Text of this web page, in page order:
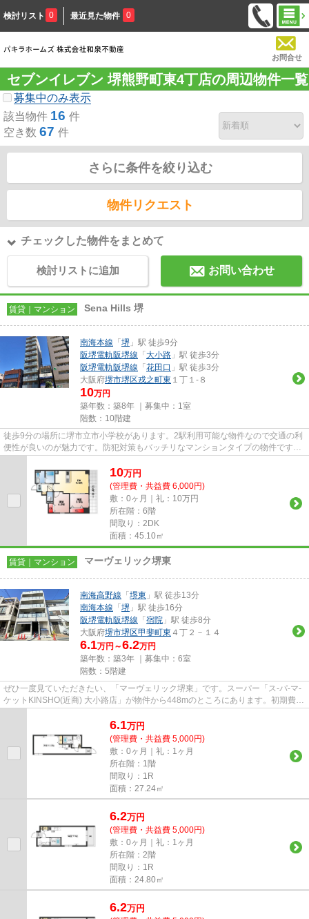
検討リスト 0 最近見た物件 0
お問合せ
セブンイレブン 堺熊野町東4丁店の周辺物件一覧
募集中のみ表示
該当物件 16 件
空き数 67 件
さらに条件を絞り込む
物件リクエスト
チェックした物件をまとめて
検討リストに追加 お問い合わせ
賃貸｜マンション Sena Hills 堺
南海本線 「 堺 」駅 徒歩9分
阪堺電軌阪堺線 「 大小路 」駅 徒歩3分
阪堺電軌阪堺線 「 花田口 」駅 徒歩3分
大阪府堺市堺区戎之町東 １丁１-８
10万円
築年数：築8年 ｜募集中： 1室
階数：10階建
徒歩9分の場所に堺市立市小学校があります。2駅利用可能な物件なので交通の利
便性が良いのが魅力です。防犯対策もバッチリなマンションタイプの物件です。
10万円
(管理費・共益費 6,000円)
敷：0ヶ月｜礼：10万円
所在階：6階
間取り：2DK
面積：45.10㎡
賃貸｜マンション マーヴェリック堺東
南海高野線 「 堺東 」駅 徒歩13分
南海本線 「 堺 」駅 徒歩16分
阪堺電軌阪堺線 「 宿院 」駅 徒歩8分
大阪府堺市堺区甲斐町東 ４丁２－１４
6.1万円～6.2万円
築年数：築3年 ｜募集中： 6室
階数：5階建
ぜひ一度見ていただきたい、「マーヴェリック堺東」です。スーパー「ス-パ-マ-
ケットKINSHO(近商) 大小路店」が物件から448mのところにあります。初期費用
6.1万円
(管理費・共益費 5,000円)
敷：0ヶ月｜礼：1ヶ月
所在階：1階
間取り：1R
面積：27.24㎡
6.2万円
(管理費・共益費 5,000円)
敷：0ヶ月｜礼：1ヶ月
所在階：2階
間取り：1R
面積：24.80㎡
6.2万円